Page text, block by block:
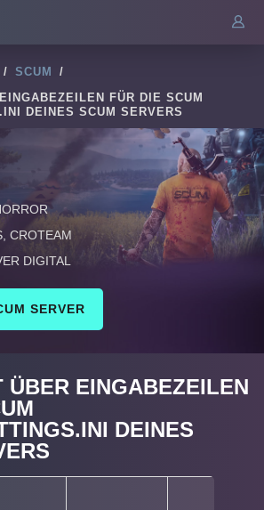
/ SCUM
/
FÜR DIE SCUM
DEINES SCUM SERVERS
CROTEAM
DIGITAL
SERVER
ÜBER EINGABEZEILEN
DEINES